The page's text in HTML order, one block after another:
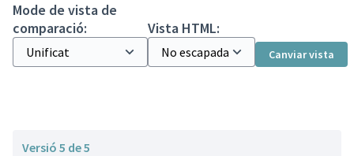
Mode de vista de
comparació:
Vista HTML:
Canviar vista
Versió 5 de 5